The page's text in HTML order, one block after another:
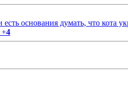
основания думать, что кота
+4